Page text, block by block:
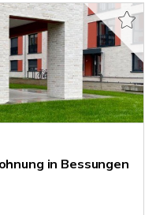
in Bessungen